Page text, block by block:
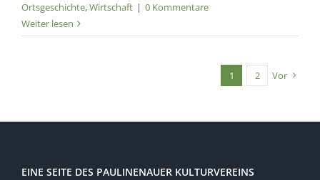
Ortsgeschichte,Wirtschaft | 0 Kommentare
Weiter lesen
1 2 Vor
EINE SEITE DES PAULINENAUER KULTURVEREINS